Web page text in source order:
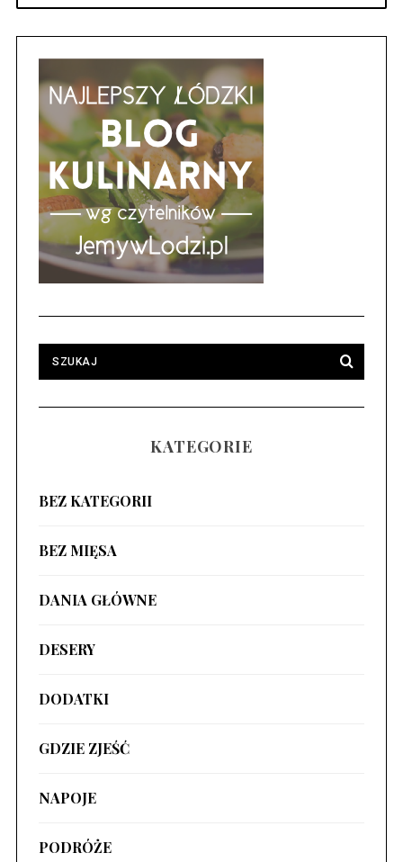
KATEGORIE
BEZ KATEGORII
BEZ MIĘSA
DANIA GŁÓWNE
DESERY
DODATKI
GDZIE ZJEŚĆ
NAPOJE
PODRÓŻE